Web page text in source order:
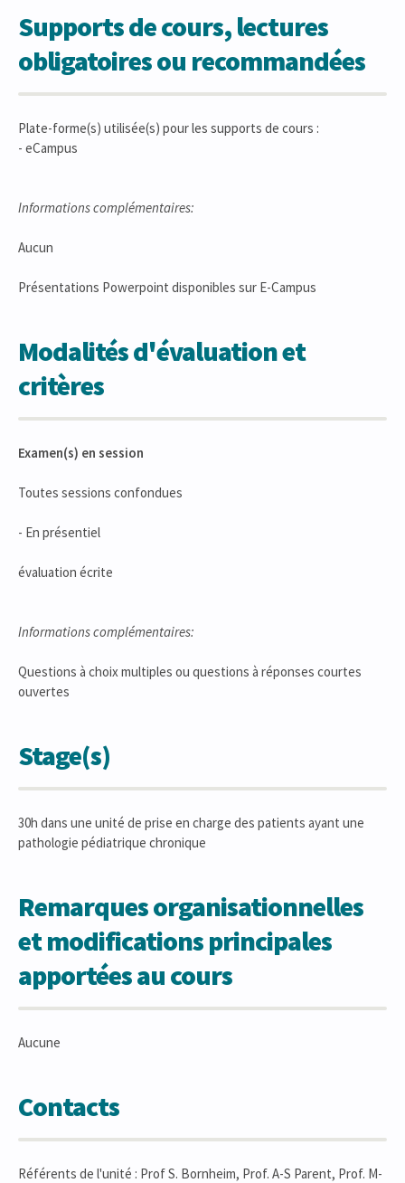
Supports de cours, lectures
obligatoires ou recommandées
Plate-forme(s) utilisée(s) pour les supports de cours :
- eCampus
Informations complémentaires:
Aucun
Présentations Powerpoint disponibles sur E-Campus
Modalités d'évaluation et
critères
Examen(s) en session
Toutes sessions confondues
- En présentiel
évaluation écrite
Informations complémentaires:
Questions à choix multiples ou questions à réponses courtes
ouvertes
Stage(s)
30h dans une unité de prise en charge des patients ayant une
pathologie pédiatrique chronique
Remarques organisationnelles
et modifications principales
apportées au cours
Aucune
Contacts
Référents de l'unité : Prof S. Bornheim, Prof. A-S Parent, Prof. M-